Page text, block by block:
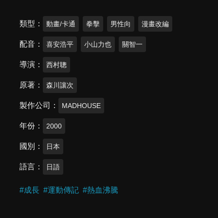
類型 動畫/卡通 拳擊 男性向 漫畫改編
配音 喜安浩平 小山力也 關智一
導演 西村聰
原著 森川讓次
製作公司 MADHOUSE
年份 2000
國別 日本
語言 日語
#成長 #運動傳記 #熱血沸騰